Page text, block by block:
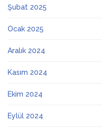
Şubat 2025
Ocak 2025
Aralık 2024
Kasım 2024
Ekim 2024
Eylül 2024